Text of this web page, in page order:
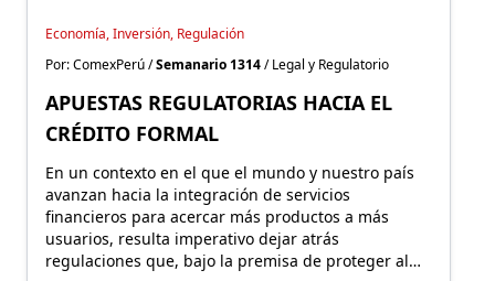
Economía, Inversión, Regulación
Por: ComexPerú /Semanario 1314/ Legal y Regulatorio
APUESTAS REGULATORIAS HACIA EL
CRÉDITO FORMAL
En un contexto en el que el mundo y nuestro país
avanzan hacia la integración de servicios
financieros para acercar más productos a más
usuarios, resulta imperativo dejar atrás
regulaciones que, bajo la premisa de proteger al